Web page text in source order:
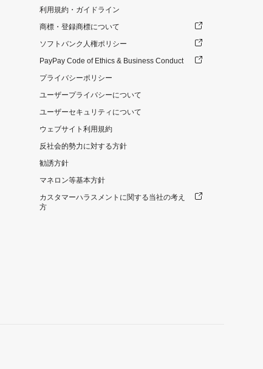
利用規約・ガイドライン
商標・登録商標について
ソフトバンク人権ポリシー
PayPay Code of Ethics & Business Conduct
プライバシーポリシー
ユーザープライバシーについて
ユーザーセキュリティについて
ウェブサイト利用規約
反社会的勢力に対する方針
勧誘方針
マネロン等基本方針
カスタマーハラスメントに関する当社の考え
方